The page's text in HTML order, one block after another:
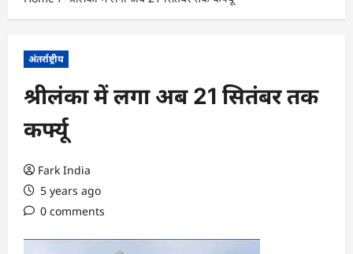
अंतर्राष्ट्रीय
श्रीलंका में लगा अब 21 सितंबर तक
कर्फ्यू
Fark India
5 years ago
0 comments